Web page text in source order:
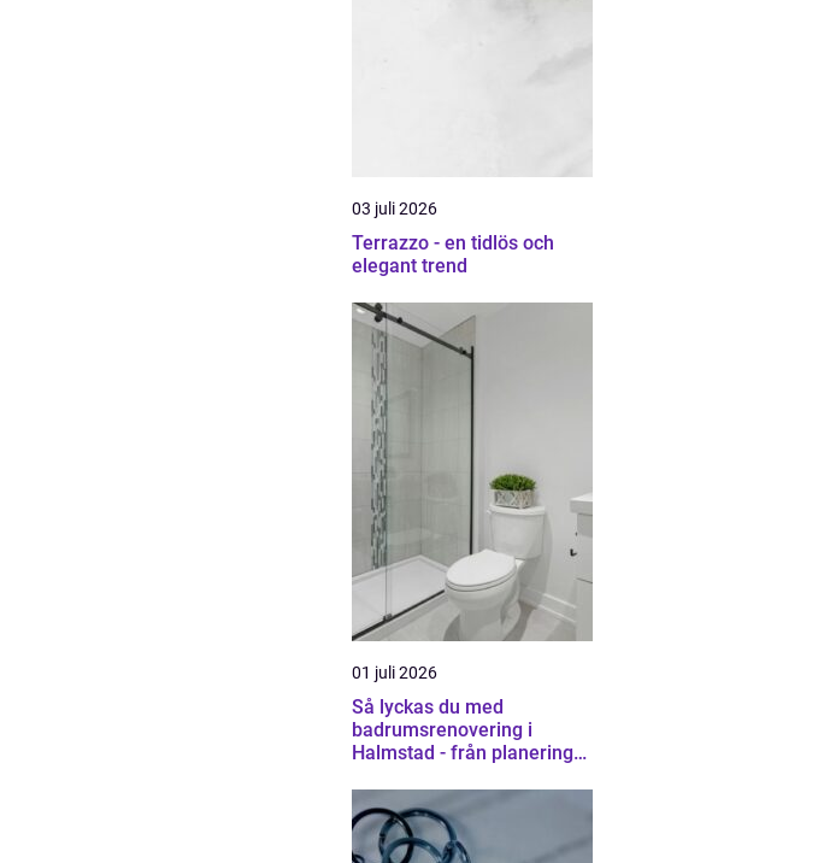
03 juli 2026
Terrazzo - en tidlös och
elegant trend
01 juli 2026
Så lyckas du med
badrumsrenovering i
Halmstad - från planering